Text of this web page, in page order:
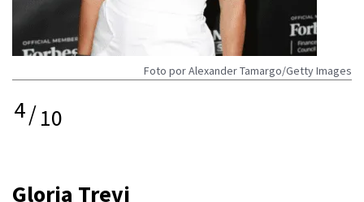
Foto por Alexander Tamargo/Getty Images
4/10
Gloria Trevi